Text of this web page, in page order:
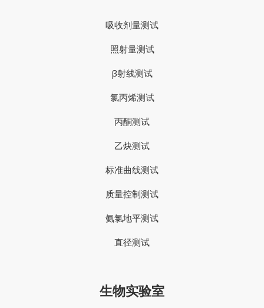
吸收剂量测试
照射量测试
β射线测试
氯丙烯测试
丙酮测试
乙炔测试
标准曲线测试
质量控制测试
氨氯地平测试
直径测试
生物实验室